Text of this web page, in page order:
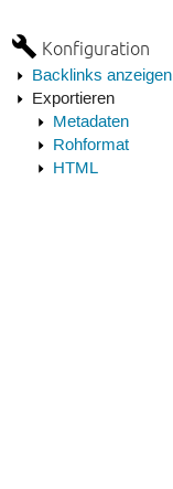
Konfiguration
Backlinks anzeigen
Exportieren
Metadaten
Rohformat
HTML